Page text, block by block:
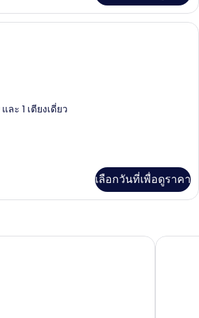
ห้องดีลักซ์ทริปเปิล | ตู้นิรภัยในห้องพัก,
ละ 1 เตียงเดี่ยว
เลือกวันที่เพื่อดูราคา
บ้านหย